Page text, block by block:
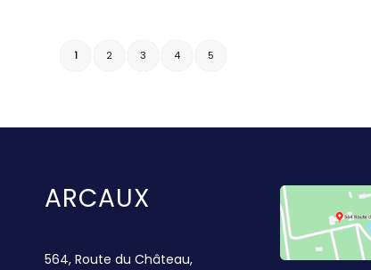
1 2 3 4 5
ARCAUX
564, Route du Château,